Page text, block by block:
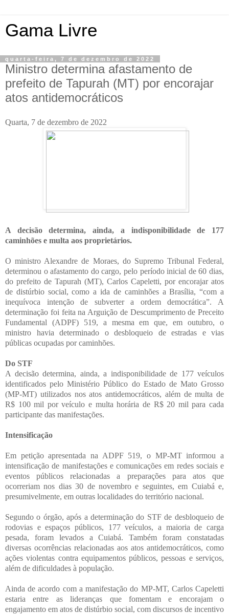
Gama Livre
quarta-feira, 7 de dezembro de 2022
Ministro determina afastamento de
prefeito de Tapurah (MT) por encorajar
atos antidemocráticos
Quarta, 7 de dezembro de 2022
A decisão determina, ainda, a indisponibilidade de 177
caminhões e multa aos proprietários.
O ministro Alexandre de Moraes, do Supremo Tribunal Federal,
determinou o afastamento do cargo, pelo período inicial de 60 dias,
do prefeito de Tapurah (MT), Carlos Capeletti, por encorajar atos
de distúrbio social, como a ida de caminhões a Brasília, “com a
inequívoca intenção de subverter a ordem democrática”. A
determinação foi feita na Arguição de Descumprimento de Preceito
Fundamental (ADPF) 519, a mesma em que, em outubro, o
ministro havia determinado o desbloqueio de estradas e vias
públicas ocupadas por caminhões.
Do STF
A decisão determina, ainda, a indisponibilidade de 177 veículos
identificados pelo Ministério Público do Estado de Mato Grosso
(MP-MT) utilizados nos atos antidemocráticos, além de multa de
R$ 100 mil por veículo e multa horária de R$ 20 mil para cada
participante das manifestações.
Intensificação
Em petição apresentada na ADPF 519, o MP-MT informou a
intensificação de manifestações e comunicações em redes sociais e
eventos públicos relacionadas a preparações para atos que
ocorreriam nos dias 30 de novembro e seguintes, em Cuiabá e,
presumivelmente, em outras localidades do território nacional.
Segundo o órgão, após a determinação do STF de desbloqueio de
rodovias e espaços públicos, 177 veículos, a maioria de carga
pesada, foram levados a Cuiabá. Também foram constatadas
diversas ocorrências relacionadas aos atos antidemocráticos, como
ações violentas contra equipamentos públicos, pessoas e serviços,
além de dificuldades à população.
Ainda de acordo com a manifestação do MP-MT, Carlos Capeletti
estaria entre as lideranças que fomentam e encorajam o
engajamento em atos de distúrbio social, com discursos de incentivo